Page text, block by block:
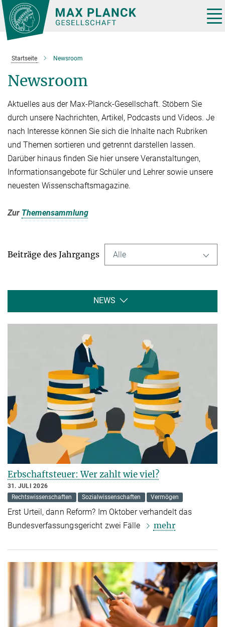
Hauptinhalt
Startseite Newsroom
Newsroom
Aktuelles aus der Max-Planck-Gesellschaft. Stöbern Sie
durch unsere Nachrichten, Artikel, Podcasts und Videos. Je
nach Interesse können Sie sich die Inhalte nach Rubriken
und Themen sortieren und getrennt darstellen lassen.
Darüber hinaus finden Sie hier unsere Veranstaltungen,
Informationsangebote für Schüler und Lehrer sowie unsere
neuesten Wissenschaftsmagazine.
Zur Themensammlung
Beiträge des Jahrgangs Alle
NEWS
Erbschaftsteuer: Wer zahlt wie viel?
31. JULI 2026
Rechtswissenschaften
Sozialwissenschaften Vermögen
Erst Urteil, dann Reform? Im Oktober verhandelt das
Bundesverfassungsgericht zwei Fälle
mehr